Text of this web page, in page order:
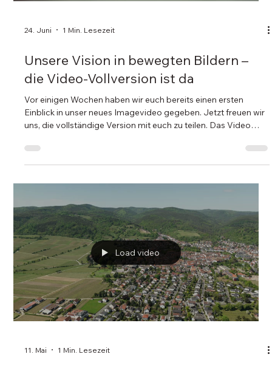
24. Juni 1 Min. Lesezeit
Unsere Vision in bewegten Bildern –
die Video-Vollversion ist da
Vor einigen Wochen haben wir euch bereits einen ersten
Einblick in unser neues Imagevideo gegeben. Jetzt freuen wir
uns, die vollständige Version mit euch zu teilen. Das Video
Leidenschaft für anspruchsvolle Projekte, unser Engagement
für Qualität und die Menschen, die jeden Tag mit ihrem Know-
machen sichtb
Load video
11. Mai 1 Min. Lesezeit